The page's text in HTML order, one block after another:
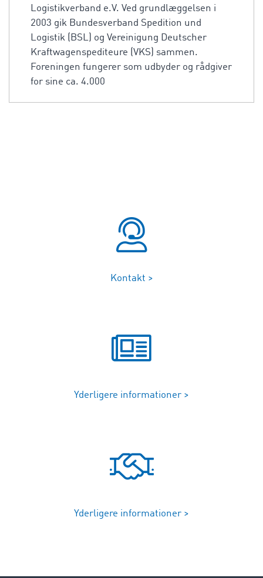
Logistikverband e.V. Ved grundlæggelsen i
2003 gik Bundesverband Spedition und
Logistik (BSL) og Vereinigung Deutscher
Kraftwagenspediteure (VKS) sammen.
Foreningen fungerer som udbyder og rådgiver
for sine ca. 4.000
Kontakt >
Yderligere informationer >
Yderligere informationer >